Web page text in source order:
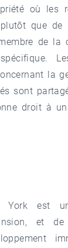
où les
que de
de
la
sont
droit à
York est
et